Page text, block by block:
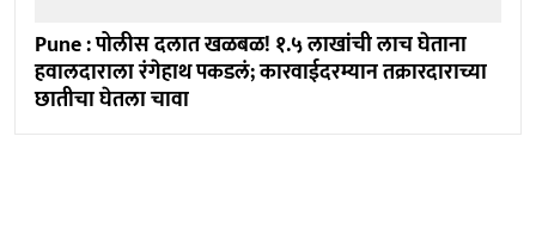
Pune : पोलीस दलात खळबळ! १.५ लाखांची लाच घेताना
हवालदाराला रंगेहाथ पकडलं; कारवाईदरम्यान तक्रारदाराच्या
छातीचा घेतला चावा